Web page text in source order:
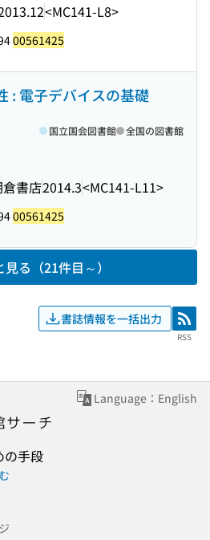
<MC141-L8>
00561425
: 電子デバイスの基礎
書店2014.3<MC141-L11>
国立国会図書館 全国の図書館
00561425
る（21件目～）
書誌情報を一括出力 RSS
RSS
Language：English
の手段